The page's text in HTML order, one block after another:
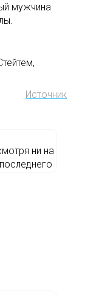
мужчина
Источник
ни на